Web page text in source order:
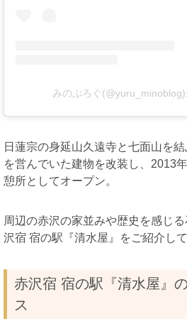
みのぶろぐ
日蓮宗の身延山久遠寺と七面山を
を営んでいた建物を改装し、2013
憩所としてオープン。
周辺の赤沢の家並みや歴史を感じ
沢宿 宿の駅『清水屋』をご紹介して
赤沢宿 宿の駅『清水屋』
ス